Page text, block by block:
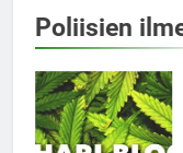
Poliisien